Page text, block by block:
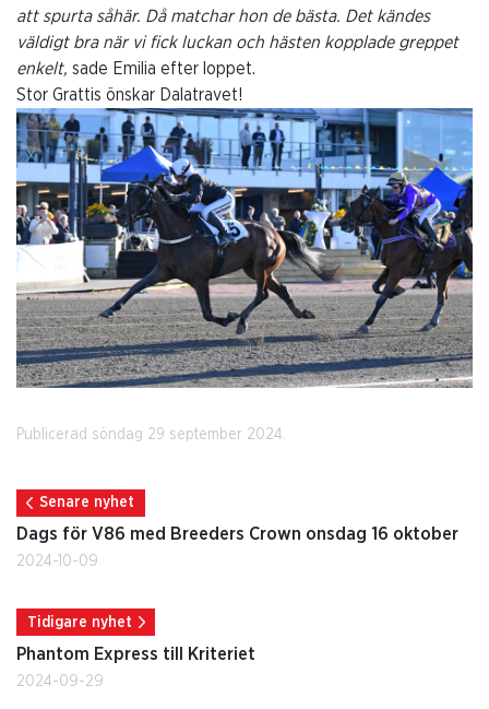
att spurta såhär. Då matchar hon de bästa. Det kändes
väldigt bra när vi fick luckan och hästen kopplade greppet
enkelt, sade Emilia efter loppet.
Stor Grattis önskar Dalatravet!
Publicerad söndag 29 september 2024.
Senare nyhet
Dags för V86 med Breeders Crown onsdag 16 oktober
2024-10-09
Tidigare nyhet
Phantom Express till Kriteriet
2024-09-29